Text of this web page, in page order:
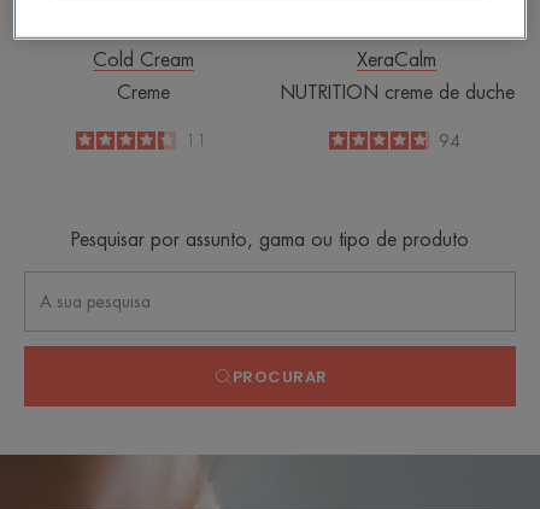
Cold Cream
Creme
4.4
/511
XeraCalm
NUTRITION creme de duche
4.8
/
5
94
Pesquisar por assunto, gama ou tipo de produto
PROCURAR